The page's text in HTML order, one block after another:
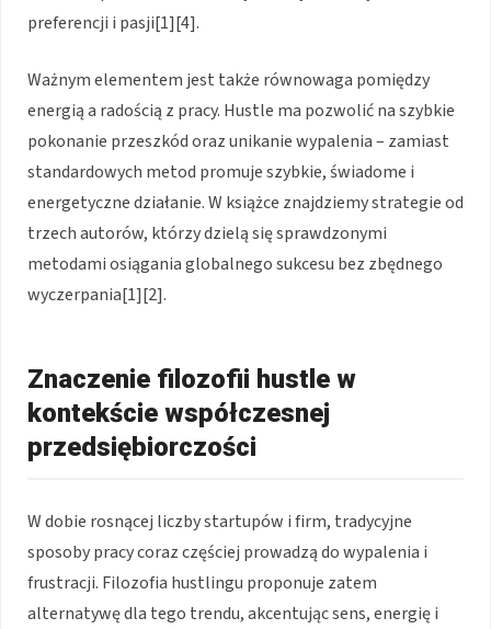
preferencji i pasji[1][4].
Ważnym elementem jest także równowaga pomiędzy
energią a radością z pracy. Hustle ma pozwolić na szybkie
pokonanie przeszkód oraz unikanie wypalenia – zamiast
standardowych metod promuje szybkie, świadome i
energetyczne działanie. W książce znajdziemy strategie od
trzech autorów, którzy dzielą się sprawdzonymi
metodami osiągania globalnego sukcesu bez zbędnego
wyczerpania[1][2].
Znaczenie filozofii hustle w
kontekście współczesnej
przedsiębiorczości
W dobie rosnącej liczby startupów i firm, tradycyjne
sposoby pracy coraz częściej prowadzą do wypalenia i
frustracji. Filozofia hustlingu proponuje zatem
alternatywę dla tego trendu, akcentując sens, energię i